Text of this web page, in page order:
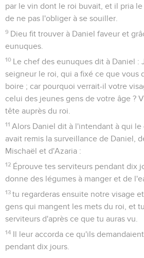
par le vin dont le roi buvait, et il pria
de ne pas l'obliger à se souiller.
9 Dieu fit trouver à Daniel faveur et
eunuques.
10 Le chef des eunuques dit à Daniel :
seigneur le roi, qui a fixé ce que vous
boire ; car pourquoi verrait-il votre
celui des jeunes gens de votre âge ?
tête auprès du roi.
11 Alors Daniel dit à l'intendant à qui
avait remis la surveillance de Daniel,
Mischaël et d'Azaria :
12 Éprouve tes serviteurs pendant dix
donne des légumes à manger et de
13 tu regarderas ensuite notre visage
gens qui mangent les mets du roi, et
serviteurs d'après ce que tu auras vu.
14 Il leur accorda ce qu'ils
pendant dix jours.